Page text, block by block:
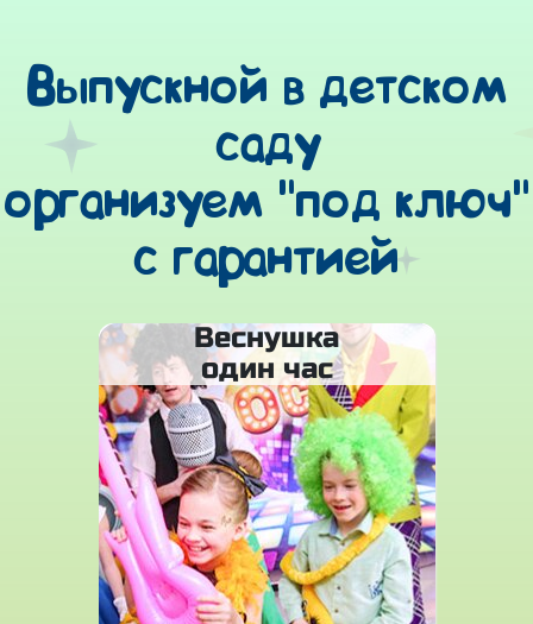
Выпускной в детском
саду
организуем "под ключ"
с гарантией
Веснушка
один час